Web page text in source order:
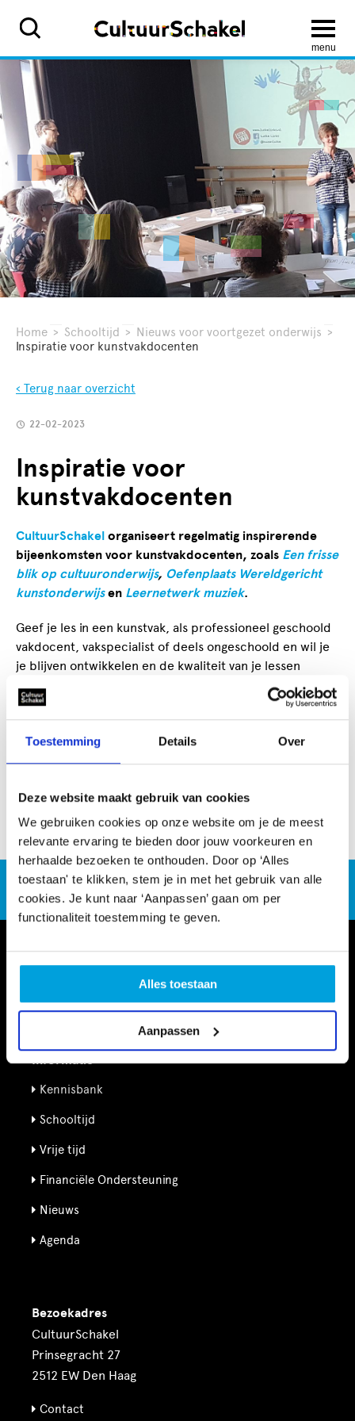
Toestemming Details Over
Deze website maakt gebruik van cookies
We gebruiken cookies op onze website om je de meest
relevante ervaring te bieden door jouw voorkeuren en
herhaalde bezoeken te onthouden. Door op ‘Alles
toestaan' te klikken, stem je in met het gebruik van alle
cookies. Je kunt naar ‘Aanpassen’ gaan om per
functionaliteit toestemming te geven.
Alles toestaan
Aanpassen
menu
Home > Schooltijd > Nieuws voor voortgezet onderwijs >
Inspiratie voor kunstvakdocenten
‹ Terug naar overzicht
22-02-2023
Inspiratie voor
kunstvakdocenten
CultuurSchakel organiseert regelmatig inspirerende
bijeenkomsten voor kunstvakdocenten, zoals Een frisse
blik op cultuuronderwijs, Oefenplaats Wereldgericht
kunstonderwijsen Leernetwerk muziek.
Geef je les in een kunstvak, als professioneel geschoold
vakdocent, vakspecialist of deels ongeschoold en wil je
je blijven ontwikkelen en de kwaliteit van je lessen
versterken? Noteer dan
je contactgegevens zodat
we je informatie kunnen sturen over bijeenkomsten die
voor jou interessant zijn.
Je gegevens gebruiken we uitsluitend om je te
informeren over bijeenkomsten die aansluiten bij jouw
Neem voor meer informatie contact op met
Gerbry
Junte
, Coördinatie Scholing.
CultuurSchakel brengt je verder in kunst en cultuur in
Den Haag
Informatie
Kennisbank
Schooltijd
Vrije tijd
Financiële Ondersteuning
Nieuws
Agenda
Bezoekadres
CultuurSchakel
Prinsegracht 27
2512 EW Den Haag
Contact